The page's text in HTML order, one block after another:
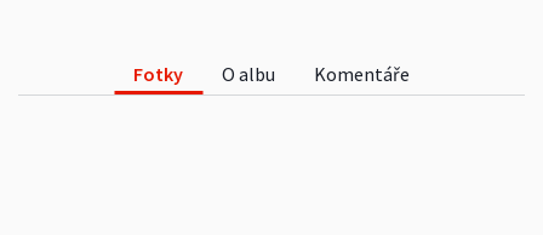
Fotky O albu Komentáře